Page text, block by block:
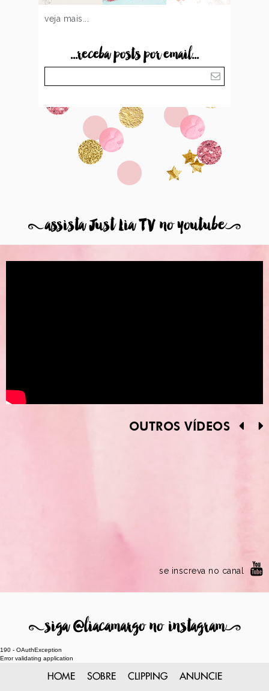
veja mais...
...receba posts por email...
8assista Just Lia TV no youtube9
OUTROS VÍDEOS
se inscreva no canal
8siga @liacamargo no instagram9
190 - OAuthException
Error validating application
HOME SOBRE CLIPPING ANUNCIE